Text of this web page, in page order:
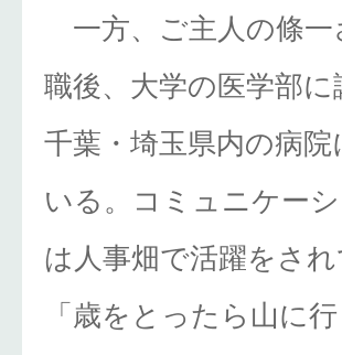
一方、ご主人の條一
職後、大学の医学部
千葉・埼玉県内の病
いる。コミュニケー
は人事畑で活躍をさ
「歳をとったら山に